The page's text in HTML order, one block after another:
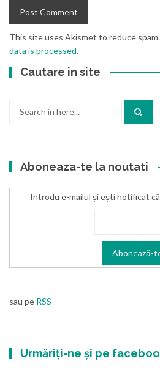
This site uses Akismet to reduce spam.
data is processed.
Cautare in site
Aboneaza-te la noutati
Introdu e-mailul și ești notificat
sau pe RSS
Urmăriți-ne și pe